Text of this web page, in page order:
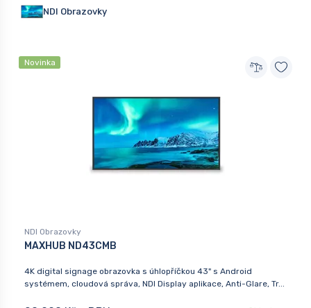
NDI Obrazovky
Novinka
NDI Obrazovky
MAXHUB ND43CMB
4K digital signage obrazovka s úhlopříčkou 43" s Android
systémem, cloudová správa, NDI Display aplikace, Anti-Glare, Tr...